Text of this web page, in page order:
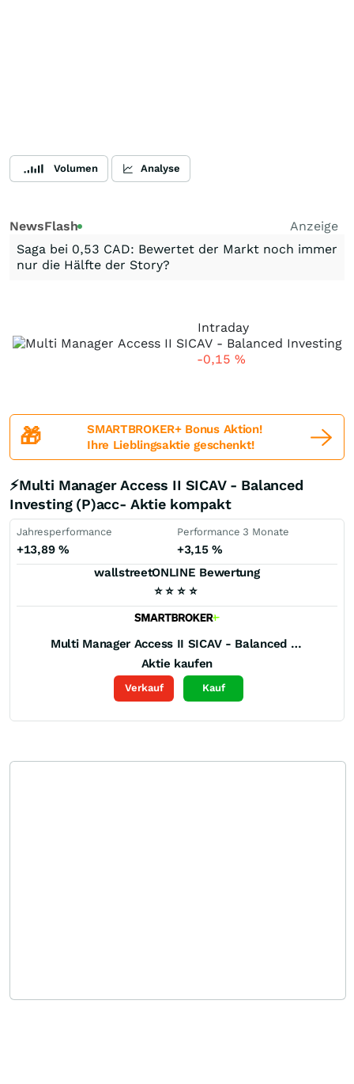
Volumen Analyse
NewsFlash
Anzeige
Saga bei 0,53 CAD: Bewertet der Markt noch immer
nur die Hälfte der Story?
Intraday
-0,15 %
🎁
SMARTBROKER+ Bonus Aktion!
Ihre Lieblingsaktie geschenkt!
⚡Multi Manager Access II SICAV - Balanced
Investing (P)acc- Aktie kompakt
Jahresperformance
+13,89 %
Performance 3 Monate
+3,15%
wallstreetONLINE Bewertung
⭐ ⭐ ⭐ ⭐
Multi Manager Access II SICAV - Balanced Investing (P)acc-
Aktie kaufen
Verkauf Kauf